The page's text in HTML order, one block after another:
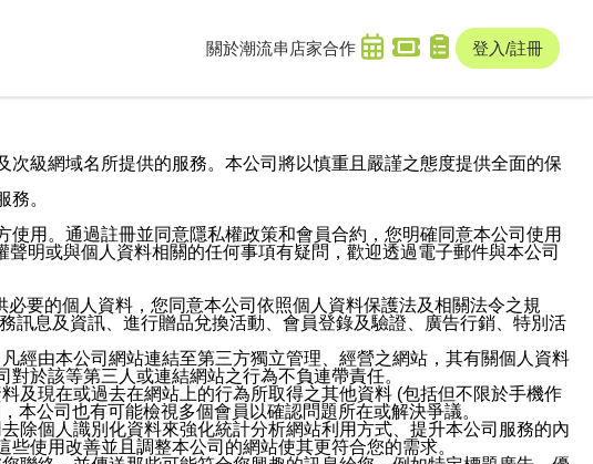
關於潮流串 店家合作 登入/註冊
級網域名所提供的服務。本公司將以慎重且嚴謹之態度提供全面的保
。
用。通過註冊並同意隱私權政策和會員合約，您明確同意本公司使用
明或與個人資料相關的任何事項有疑問，歡迎透過電子郵件與本公司
要的個人資料，您同意本公司依照個人資料保護法及相關法令之規
訊息及資訊、進行贈品兌換活動、會員登錄及驗證、廣告行銷、特別活
經由本公司網站連結至第三方獨立管理、經營之網站，其有關個人資料
於該等第三人或連結網站之行為不負連帶責任。
及現在或過去在網站上的行為所取得之其他資料 (包括但不限於手機作
公司也有可能檢視多個會員以確認問題所在或解決爭議。
除個人識別化資料來強化統計分析網站利用方式、提升本公司服務的內
使用改善並且調整本公司的網站使其更符合您的需求。